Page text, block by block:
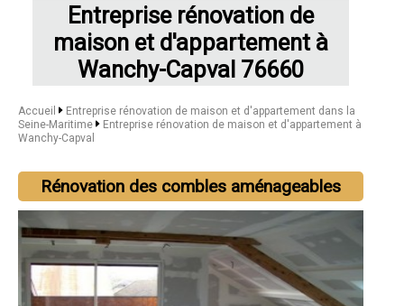
Entreprise rénovation de
maison et d'appartement à
Wanchy-Capval 76660
Accueil
Entreprise rénovation de maison et d'appartement dans la
Seine-Maritime
Entreprise rénovation de maison et d'appartement à
Wanchy-Capval
Rénovation des combles aménageables